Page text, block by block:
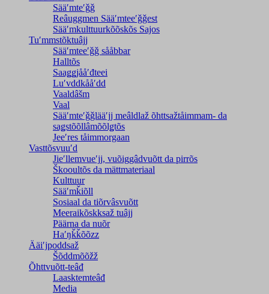
Sääʹmteʹǧǧ
Reâuggmen Sääʹmteeʹǧǧest
Sääʹmkulttuurkõõskõs Sajos
Tuʹmmstõktuâjj
Sääʹmteeʹǧǧ sååbbar
Halltõs
Saaǥǥjååʹđteei
Luʹvddkååʹdd
Vaaldâšm
Vaal
Sääʹmteʹǧǧlääʹjj meâldlaž õhttsažtåimmam- da
saǥstõõllâmõõlǥtõs
Jeeʹres tåimmorgaan
Vasttõsvuuʹd
Jieʹllemvueʹjj, vuõiggâdvuõtt da pirrõs
Škooultõs da mättmateriaal
Kulttuur
Sääʹmǩiõll
Sosiaal da tiõrvâsvuõtt
Meeraikõskksaž tuâjj
Päärna da nuõr
Haʹŋǩǩõõzz
Ääiʹjpoddsaž
Šõddmõõžž
Õhttvuõtt-teâđ
Laasktemteâđ
Media